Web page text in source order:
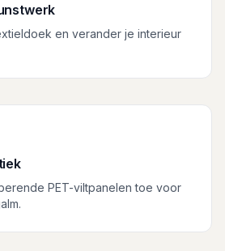
en verander je interieur
PET-viltpanelen toe voor